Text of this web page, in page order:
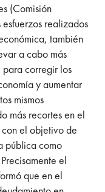
(Comisión
realizados
también
a cabo más
para corregir los
y aumentar
mismos
más recortes en el
el objetivo de
pública como
el
que en el